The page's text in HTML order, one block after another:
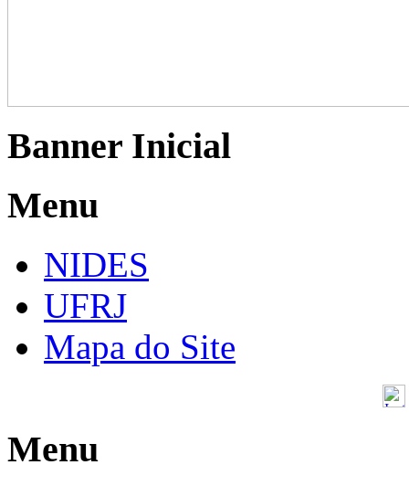
Banner Inicial
Menu
NIDES
UFRJ
Mapa do Site
Menu